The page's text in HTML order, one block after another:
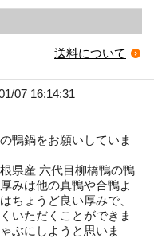
送料について
07 16:14:31
鴨鍋をお願いしていま
県産 六代目柳橋鴨の鴨
みは他の真鴨や合鴨よ
ちょうど良い厚みで、
いただくことができま
ぶにしようと思いま